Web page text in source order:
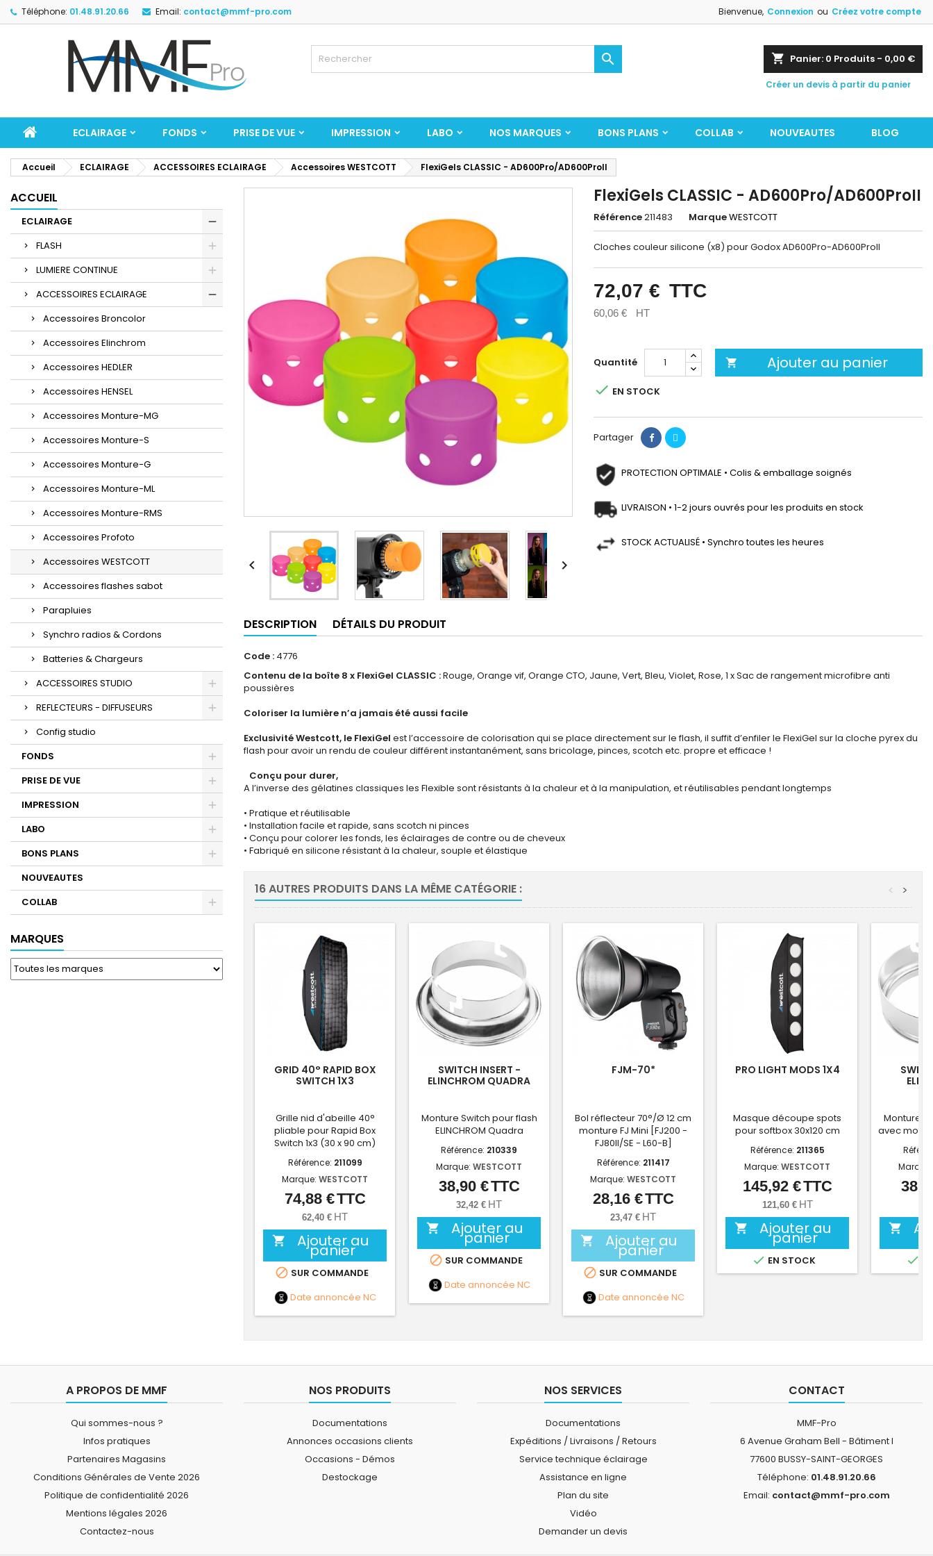
Téléphone: 01.48.91.20.66 Email: contact@mmf-pro.com Bienvenue, Connexion ou Créez votre compte
shopping_cart Panier: 0 Produits - 0,00 €
Créer un devis à partir du panier

ECLAIRAGE FONDS PRISE DE VUE IMPRESSION LABO NOS MARQUES BONS PLANS COLLAB NOUVEAUTES BLOG
Accueil ECLAIRAGE ACCESSOIRES ECLAIRAGE Accessoires WESTCOTT FlexiGels CLASSIC - AD600Pro/AD600ProII
ACCUEIL
ECLAIRAGE
FLASH
LUMIERE CONTINUE
ACCESSOIRES ECLAIRAGE
Accessoires Broncolor
Accessoires Elinchrom
Accessoires HEDLER
Accessoires HENSEL
Accessoires Monture-MG
Accessoires Monture-S
Accessoires Monture-G
Accessoires Monture-ML
Accessoires Monture-RMS
Accessoires Profoto
Accessoires WESTCOTT
Accessoires flashes sabot
Parapluies
Synchro radios & Cordons
Batteries & Chargeurs
ACCESSOIRES STUDIO
REFLECTEURS - DIFFUSEURS
Config studio
FONDS
PRISE DE VUE
IMPRESSION
LABO
BONS PLANS
NOUVEAUTES
COLLAB
MARQUES
 
FlexiGels CLASSIC - AD600Pro/AD600ProII
Référence211483 MarqueWESTCOTT
Cloches couleur silicone (x8) pour Godox AD600Pro-AD600ProII
72,07 € TTC
60,06 € HT
Quantité  Ajouter au panier
 EN STOCK
Partager
PROTECTION OPTIMALE • Colis & emballage soignés
LIVRAISON • 1-2 jours ouvrés pour les produits en stock
STOCK ACTUALISÉ • Synchro toutes les heures
DESCRIPTION DÉTAILS DU PRODUIT
Code : 4776
Contenu de la boîte 8 x FlexiGel CLASSIC :Rouge, Orange vif, Orange CTO, Jaune, Vert, Bleu, Violet, Rose, 1 x Sac de rangement microfibre anti
poussières
Coloriser la lumière n’a jamais été aussi facile
Exclusivité Westcott, le FlexiGel est l’accessoire de colorisation qui se place directement sur le flash, il suffit d’enfiler le FlexiGel sur la cloche pyrex du
flash pour avoir un rendu de couleur différent instantanément, sans bricolage, pinces, scotch etc. propre et efficace !
Conçu pour durer,
A l’inverse des gélatines classiques les Flexible sont résistants à la chaleur et à la manipulation, et réutilisables pendant longtemps
• Pratique et réutilisable
• Installation facile et rapide, sans scotch ni pinces
• Conçu pour colorer les fonds, les éclairages de contre ou de cheveux
• Fabriqué en silicone résistant à la chaleur, souple et élastique
16 AUTRES PRODUITS DANS LA MÊME CATÉGORIE : >
<
GRID 40° RAPID BOX
SWITCH 1X3
Grille nid d'abeille 40°
pliable pour Rapid Box
Switch 1x3 (30 x 90 cm)
Référence: 211099
Marque: WESTCOTT
Prix
74,88 €TTC
62,40 € HT
 Ajouter au
panier
 SUR COMMANDE
Date annoncée NC
SWITCH INSERT -
ELINCHROM QUADRA
Monture Switch pour flash
ELINCHROM Quadra
Référence: 210339
Marque: WESTCOTT
Prix
38,90 €TTC
32,42 € HT
 Ajouter au
panier
 SUR COMMANDE
Date annoncée NC
FJM-70*
Bol réflecteur 70°/Ø 12 cm
monture FJ Mini [FJ200 -
FJ80II/SE - L60-B]
Référence: 211417
Marque: WESTCOTT
Prix
28,16 €TTC
23,47 € HT
 Ajouter au
panier
 SUR COMMANDE
Date annoncée NC
PRO LIGHT MODS 1X4
Masque découpe spots
pour softbox 30x120 cm
Référence: 211365
Marque: WESTCOTT
Prix
145,92 €TTC
121,60 € HT
 Ajouter au
panier
 EN STOCK
Monture
avec


A PROPOS DE MMF
Qui sommes-nous ?
Infos pratiques
Partenaires Magasins
Conditions Générales de Vente 2026
Politique de confidentialité 2026
Mentions légales 2026
Contactez-nous
NOS PRODUITS
Documentations
Annonces occasions clients
Occasions - Démos
Destockage
NOS SERVICES
Documentations
Expéditions / Livraisons / Retours
Service technique éclairage
Assistance en ligne
Plan du site
Vidéo
Demander un devis
CONTACT
MMF-Pro
6 Avenue Graham Bell - Bâtiment I
77600 BUSSY-SAINT-GEORGES
Téléphone: 01.48.91.20.66
Email: contact@mmf-pro.com